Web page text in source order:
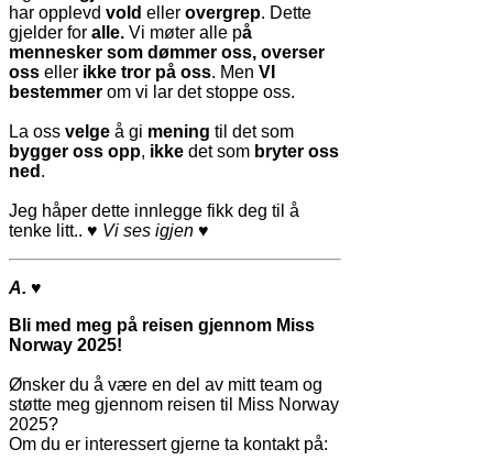
har opplevd vold eller overgrep. Dette
gjelder for alle. Vi møter alle på
mennesker som dømmer oss, overser
oss eller ikke tror på oss. Men VI
bestemmer om vi lar det stoppe oss.
La oss velge å gi mening til det som
bygger oss opp, ikke det som bryter oss
ned .
Jeg håper dette innlegge fikk deg til å
tenke litt.. ♥ Vi ses igjen ♥
A. ♥
Bli med meg på reisen gjennom Miss
Norway 2025!
Ønsker du å være en del av mitt team og
støtte meg gjennom reisen til Miss Norway
2025?
Om du er interessert gjerne ta kontakt på: